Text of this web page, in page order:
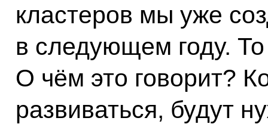
кластеров мы уже
в следующем году. То
О чём это говорит?
развиваться, будут